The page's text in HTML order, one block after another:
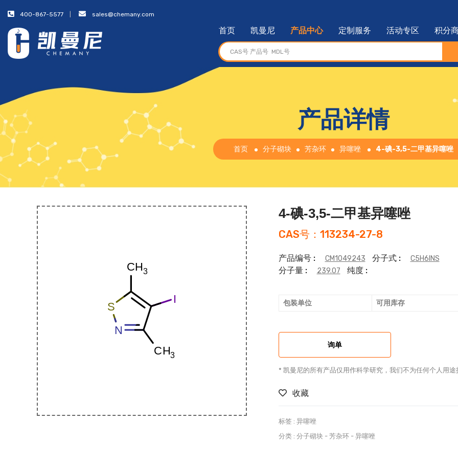
400-867-5577 sales@chemany.com
首页 凯曼尼 产品中心 定制服务 活动专区 积分
产品详情
首页 分子砌块 芳杂环 异噻唑 4-碘-3,5-二甲基异噻唑
4-碘-3,5-二甲基异噻唑
CAS号：113234-27-8
产品编号 : CM1049243 分子式 : C5H6INS
分子量 : 239.07 纯度 :
包装单位 可用库存
询单
* 凯曼尼的所有产品仅用作科学研究，我们不为任何个人用途
收藏
标签 : 异噻唑
分类 : 分子砌块- 芳杂环- 异噻唑